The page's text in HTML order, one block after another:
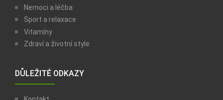
Nemoci a léčba
Sport a relaxace
Vitamíny
Zdraví a životní style
DŮLEŽITÉ ODKAZY